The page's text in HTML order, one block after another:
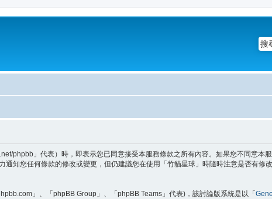
phpbb」代表）時，即表示您已同意接受本服務條款之所有內容。如果您不同意本
知您任何條款的修改或變更，但仍建議您在使用「竹貓星球」時隨時注意是否有修
」、「phpBB Group」、「phpBB Teams」代表)，該討論版系統是以「